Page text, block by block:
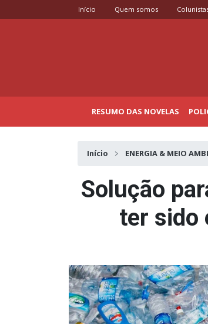
Início Quem somos
RESUMO DAS NOVELAS
Início ENERGIA & MEIO
Solução
ter sido